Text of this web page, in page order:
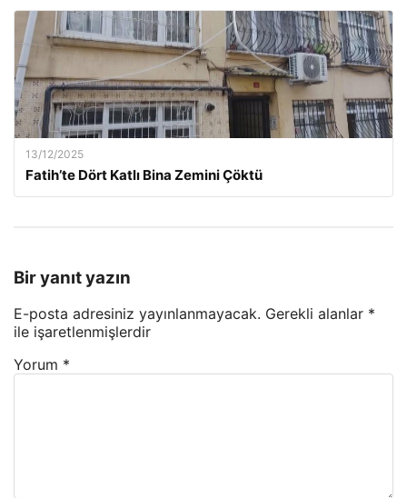
13/12/2025
Fatih’te Dört Katlı Bina Zemini Çöktü
Bir yanıt yazın
E-posta adresiniz yayınlanmayacak. Gerekli alanlar *
ile işaretlenmişlerdir
Yorum *